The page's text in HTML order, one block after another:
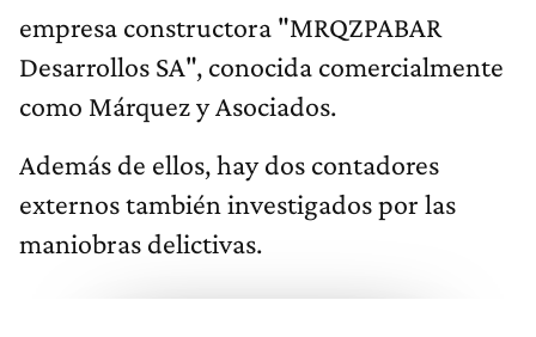
empresa constructora "MRQZPABAR
Desarrollos SA", conocida comercialmente
como Márquez y Asociados.
Además de ellos, hay dos contadores
externos también investigados por las
maniobras delictivas.